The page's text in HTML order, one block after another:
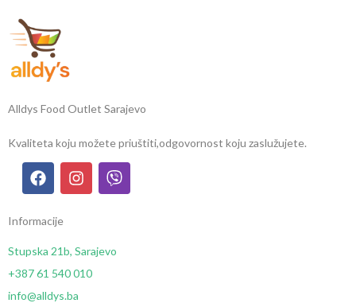
Alldys Food Outlet Sarajevo
Kvaliteta koju možete priuštiti,odgovornost koju zaslužujete.
Informacije
Stupska 21b, Sarajevo
+387 61 540 010
info@alldys.ba